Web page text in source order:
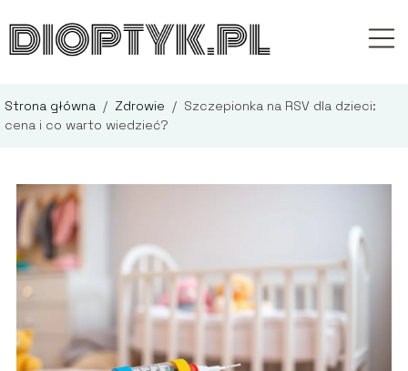
Strona główna / Zdrowie / Szczepionka na RSV dla dzieci:
cena i co warto wiedzieć?